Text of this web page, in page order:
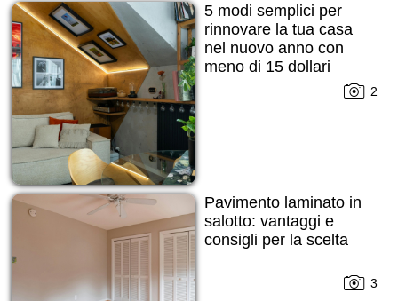
5 modi semplici per
rinnovare la tua casa
nel nuovo anno con
meno di 15 dollari
2
Pavimento laminato in
salotto: vantaggi e
consigli per la scelta
3